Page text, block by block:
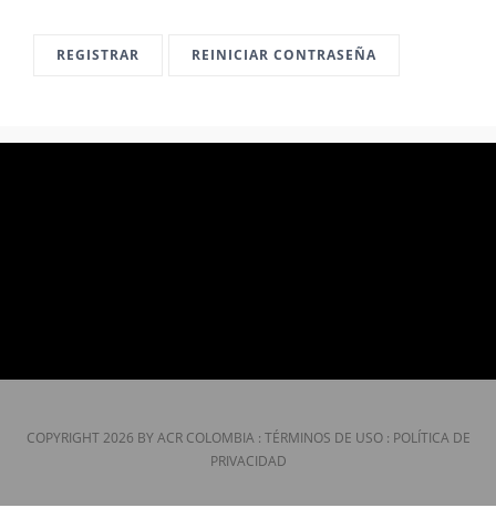
REGISTRAR REINICIAR CONTRASEÑA
COPYRIGHT 2026 BY ACR COLOMBIA: TÉRMINOS DE USO: POLÍTICA DE
PRIVACIDAD